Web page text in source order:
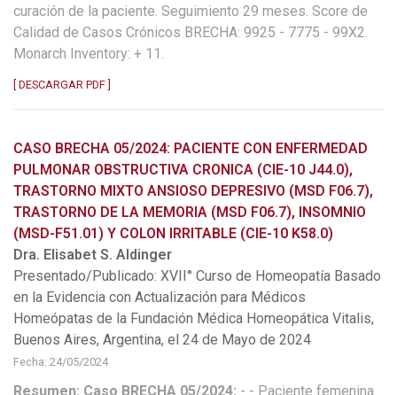
curación de la paciente. Seguimiento 29 meses. Score de
Calidad de Casos Crónicos BRECHA: 9925 - 7775 - 99X2.
Monarch Inventory: + 11.
[ DESCARGAR PDF ]
CASO BRECHA 05/2024: PACIENTE CON ENFERMEDAD
PULMONAR OBSTRUCTIVA CRONICA (CIE-10 J44.0),
TRASTORNO MIXTO ANSIOSO DEPRESIVO (MSD F06.7),
TRASTORNO DE LA MEMORIA (MSD F06.7), INSOMNIO
(MSD-F51.01) Y COLON IRRITABLE (CIE-10 K58.0)
Dra. Elisabet S. Aldinger
Presentado/Publicado: XVII° Curso de Homeopatía Basado
en la Evidencia con Actualización para Médicos
Homeópatas de la Fundación Médica Homeopática Vitalis,
Buenos Aires, Argentina, el 24 de Mayo de 2024
Fecha: 24/05/2024
Resumen: Caso BRECHA 05/2024: - - Paciente femenina